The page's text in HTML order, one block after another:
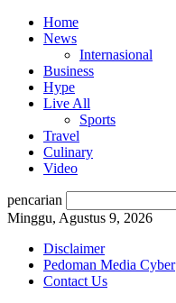
Home
News
Internasional
Business
Hype
Live All
Sports
Travel
Culinary
Video
pencarian
Minggu, Agustus 9, 2026
Disclaimer
Pedoman Media Cyber
Contact Us